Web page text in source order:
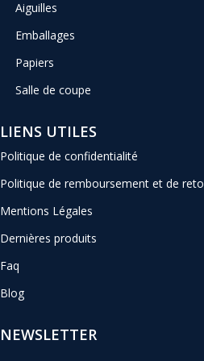
Aiguilles
Emballages
Papiers
Salle de coupe
LIENS UTILES
Politique de confidentialité
Politique de remboursement et de
Mentions Légales
Dernières produits
Faq
Blog
NEWSLETTER